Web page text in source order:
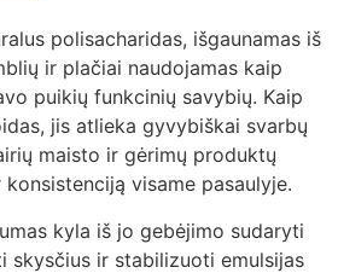
polisacharidas, išgaunamas iš
ir plačiai naudojamas kaip
puikių funkcinių savybių. Kaip
jis atlieka gyvybiškai svarbų
maisto ir gėrimų produktų
visame pasaulyje.
kyla iš jo gebėjimo sudaryti
skysčius ir stabilizuoti emulsijas